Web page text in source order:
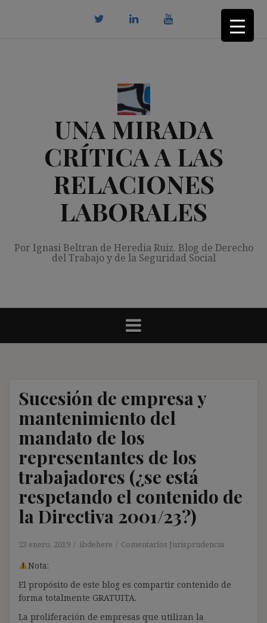
UNA MIRADA
CRÍTICA A LAS
RELACIONES
LABORALES
Por Ignasi Beltran de Heredia Ruiz. Blog de Derecho
del Trabajo y de la Seguridad Social
Sucesión de empresa y
mantenimiento del
mandato de los
representantes de los
trabajadores (¿se está
respetando el contenido de
la Directiva 2001/23?)
23 enero, 2019 ibdehere Comentarios Jurisprudencia
Nota:
El propósito de este blog es compartir contenido de
forma totalmente GRATUITA.
La proliferación de empresas que utilizan la